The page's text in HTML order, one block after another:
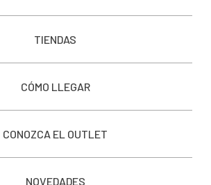
TIENDAS
CÓMO LLEGAR
CONOZCA EL OUTLET
NOVEDADES